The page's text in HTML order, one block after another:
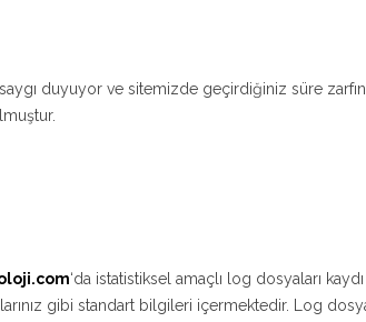
duyuyor ve sitemizde geçirdiğiniz süre
‘da istatistiksel amaçlı log dosyaları
gibi standart bilgileri içermektedir. Log